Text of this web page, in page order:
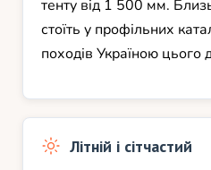
тенту від 1 500 мм.
стоїть у профільних
походів Україною цього
Літній і сітчастий